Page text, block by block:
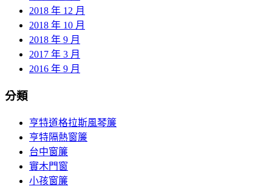
2018 年 12 月
2018 年 10 月
2018 年 9 月
2017 年 3 月
2016 年 9 月
分類
亨特道格拉斯風琴簾
亨特隔熱窗簾
台中窗簾
實木門窗
小孩窗簾